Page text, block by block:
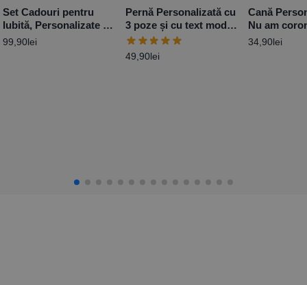
Set Cadouri pentru
Iubită, Personalizate –
Red Love
99,90lei
Pernă Personalizată cu
3 poze și cu text model
inimă
49,90lei
Cană
Nu am
34,90lei